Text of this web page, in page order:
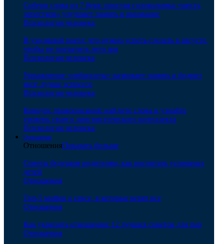
Собери слова из 7 букв: простая головоломка «шесть
лепестков» улучшает память и внимание
Психология человека
В уходящий поезд: что нужно успеть сделать в августе,
чтобы не потратить лето зря
Психология человека
Упражнение «нейросоты» развивает память и бодрит
мозг лучше эспрессо
Психология человека
Конкурс правописания: найдите слова и узнайте
уровень своего лингвистического интеллекта
Психология человека
Отношения
ОтношенияПоказать больше
Советы будущим родителям, как воспитать успешных
детей
Отношения
Топ-5 мифов о сексе, в которые верят все
Отношения
Как укрепить отношения: 12 лучших советов для пар
Отношения